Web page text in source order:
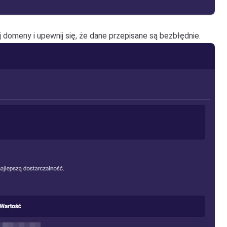
i upewnij się, że dane przepisane są bezbłędnie.